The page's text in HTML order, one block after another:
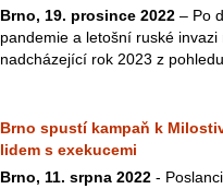
Brno, 19. prosince 2022 – Po
pandemie a letošní ruské
nadcházející rok 2023 z
Brno spustí kampaň k
lidem s exekucemi
Brno, 11. srpna 2022 -